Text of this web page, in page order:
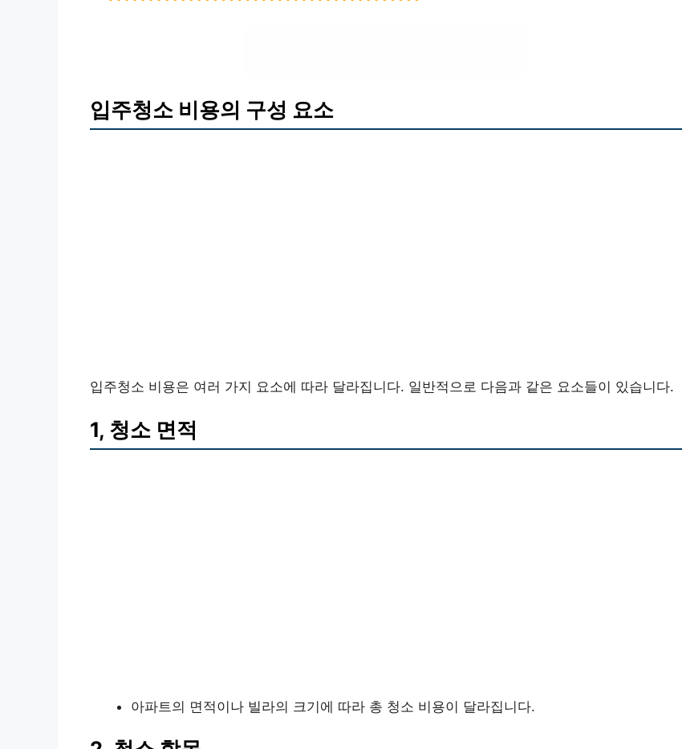
입주청소 비용의 구성 요소
입주청소 비용은 여러 가지 요소에 따라 달라집니다. 일반적으로 다음과 같은 요소들이 있습니다.
1, 청소 면적
아파트의 면적이나 빌라의 크기에 따라 총 청소 비용이 달라집니다.